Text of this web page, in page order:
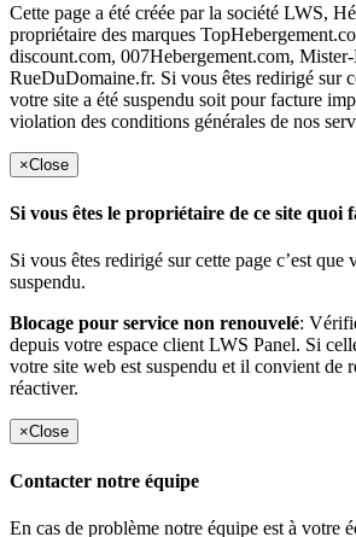
Cette page a été créée par la société LWS,
propriétaire des marques
discount.com, 007Hebergement.com,
RueDuDomaine.fr. Si vous êtes redirigé sur
votre site a été suspendu soit pour facture
violation des conditions générales de nos
×Close
Si vous êtes le propriétaire de ce site quoi
Si vous êtes redirigé sur cette page c’est que
suspendu.
Blocage pour service non renouvelé:
depuis votre espace client LWS Panel. Si
votre site web est suspendu et il convient de
réactiver.
×Close
Contacter notre équipe
En cas de problème notre équipe est à votre